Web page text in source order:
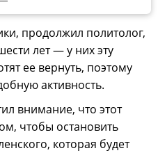
продолжил политолог,
лет — у них эту
ее вернуть, поэтому
активность.
внимание, что этот
чтобы остановить
которая будет